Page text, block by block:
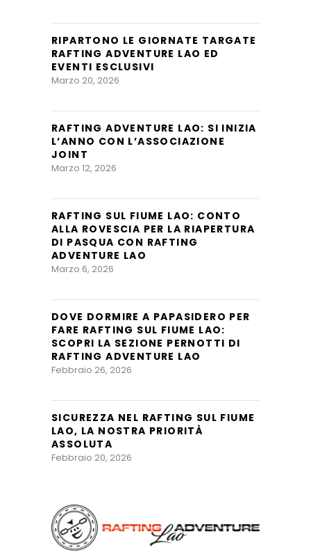
RIPARTONO LE GIORNATE TARGATE
RAFTING ADVENTURE LAO ED
EVENTI ESCLUSIVI
Marzo 20, 2026
RAFTING ADVENTURE LAO: SI INIZIA
L’ANNO CON L’ASSOCIAZIONE
JOINT
Marzo 12, 2026
RAFTING SUL FIUME LAO: CONTO
ALLA ROVESCIA PER LA RIAPERTURA
DI PASQUA CON RAFTING
ADVENTURE LAO
Marzo 6, 2026
DOVE DORMIRE A PAPASIDERO PER
FARE RAFTING SUL FIUME LAO:
SCOPRI LA SEZIONE PERNOTTI DI
RAFTING ADVENTURE LAO
Febbraio 26, 2026
SICUREZZA NEL RAFTING SUL FIUME
LAO, LA NOSTRA PRIORITÀ
ASSOLUTA
Febbraio 20, 2026